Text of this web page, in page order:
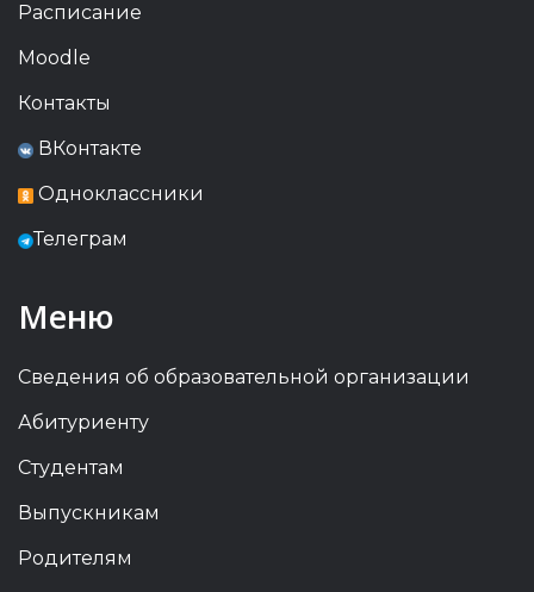
Расписание
Moodle
Контакты
ВКонтакте
Одноклассники
Телеграм
Меню
Сведения об образовательной организации
Абитуриенту
Студентам
Выпускникам
Родителям